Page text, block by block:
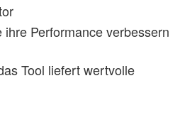
ihre Performance verbessern
Tool liefert wertvolle